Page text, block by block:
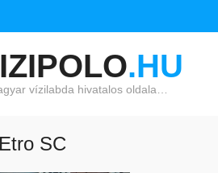
.HU
vízilabda hivatalos oldala…
SC